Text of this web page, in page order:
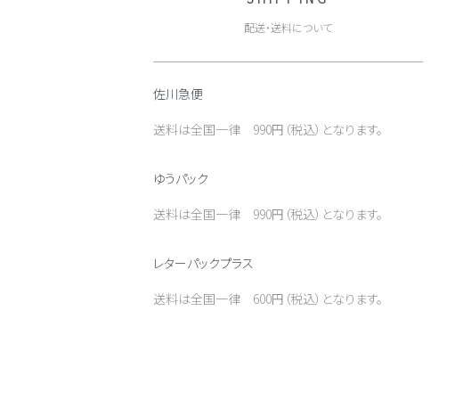
配送・送料について
佐川急便
送料は全国一律 990円（税込）となります。
ゆうパック
送料は全国一律 990円（税込）となります。
レターパックプラス
送料は全国一律 600円（税込）となります。